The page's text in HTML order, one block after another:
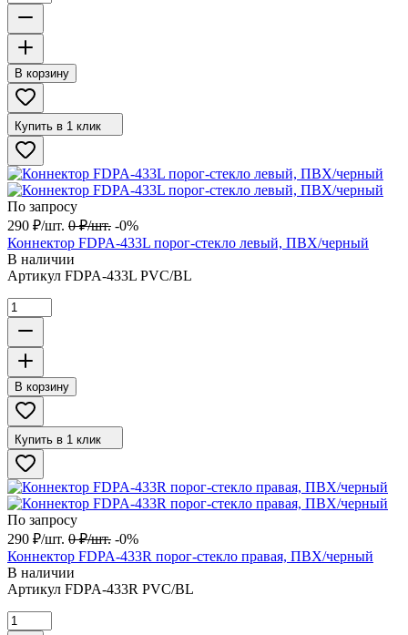
В корзину
Купить в 1 клик
По запросу
290 ₽/шт. 0 ₽/шт. -0%
Коннектор FDPA-433L порог-стекло левый, ПВХ/черный
В наличии
Артикул FDPA-433L PVC/BL
В корзину
Купить в 1 клик
По запросу
290 ₽/шт. 0 ₽/шт. -0%
Коннектор FDPA-433R порог-стекло правая, ПВХ/черный
В наличии
Артикул FDPA-433R PVC/BL